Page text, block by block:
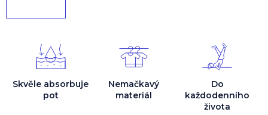
Skvěle absorbuje
pot
Nemačkavý
materiál
Do
každodenního
života